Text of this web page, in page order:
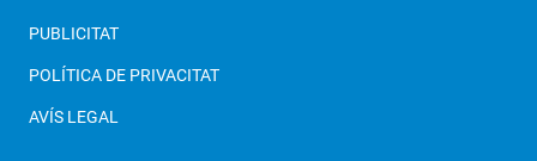
PUBLICITAT
POLÍTICA DE PRIVACITAT
AVÍS LEGAL